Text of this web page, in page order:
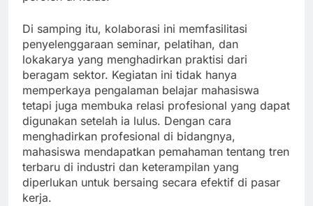
Di samping itu, kolaborasi ini memfasilitasi
penyelenggaraan seminar, pelatihan, dan
lokakarya yang menghadirkan praktisi dari
beragam sektor. Kegiatan ini tidak hanya
memperkaya pengalaman belajar mahasiswa
tetapi juga membuka relasi profesional yang dapat
digunakan setelah ia lulus. Dengan cara
menghadirkan profesional di bidangnya,
mahasiswa mendapatkan pemahaman tentang tren
terbaru di industri dan keterampilan yang
diperlukan untuk bersaing secara efektif di pasar
kerja.